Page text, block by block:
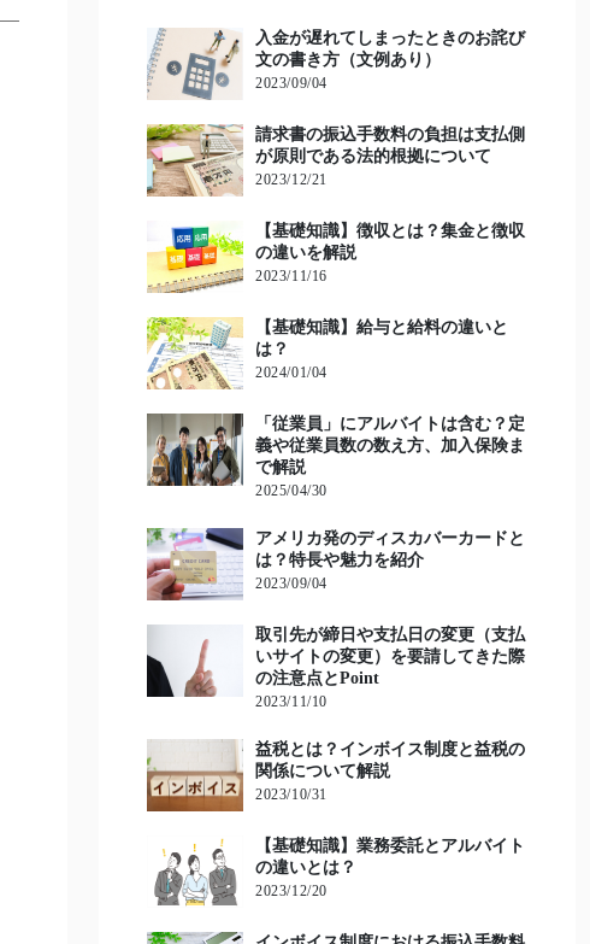
入金が遅れてしまったときのお詫び
文の書き方（文例あり）
2023/09/04
請求書の振込手数料の負担は支払側
が原則である法的根拠について
2023/12/21
【基礎知識】徴収とは？集金と徴収
の違いを解説
2023/11/16
【基礎知識】給与と給料の違いと
は？
2024/01/04
「従業員」にアルバイトは含む？定
義や従業員数の数え方、加入保険ま
で解説
2025/04/30
アメリカ発のディスカバーカードと
は？特長や魅力を紹介
2023/09/04
取引先が締日や支払日の変更（支払
いサイトの変更）を要請してきた際
の注意点とPoint
2023/11/10
益税とは？インボイス制度と益税の
関係について解説
2023/10/31
【基礎知識】業務委託とアルバイト
の違いとは？
2023/12/20